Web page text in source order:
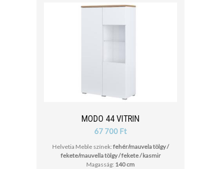
MODO 44 VITRIN
67 700 Ft
Helvetia Meble színek: fehér/mauvela tölgy /
fekete/mauvella tölgy / fekete / kasmir
Magasság: 140 cm